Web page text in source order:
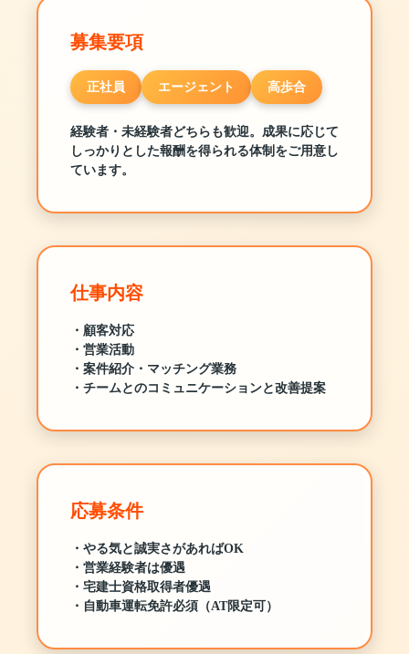
募集要項
正社員 エージェント 高歩合
経験者・未経験者どちらも歓迎。成果に応じて
しっかりとした報酬を得られる体制をご用意し
ています。
仕事内容
・顧客対応
・営業活動
・案件紹介・マッチング業務
・チームとのコミュニケーションと改善提案
応募条件
・やる気と誠実さがあればOK
・営業経験者は優遇
・宅建士資格取得者優遇
・自動車運転免許必須（AT限定可）